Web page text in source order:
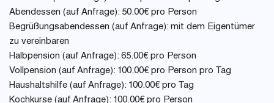
Abendessen (auf Anfrage): 50.00€ pro Person
Begrüßungsabendessen (auf Anfrage): mit dem Eigentümer
zu vereinbaren
Halbpension (auf Anfrage): 65.00€ pro Person
Vollpension (auf Anfrage): 100.00€ pro Person pro Tag
Haushaltshilfe (auf Anfrage): 100.00€ pro Tag
Kochkurse (auf Anfrage): 100.00€ pro Person